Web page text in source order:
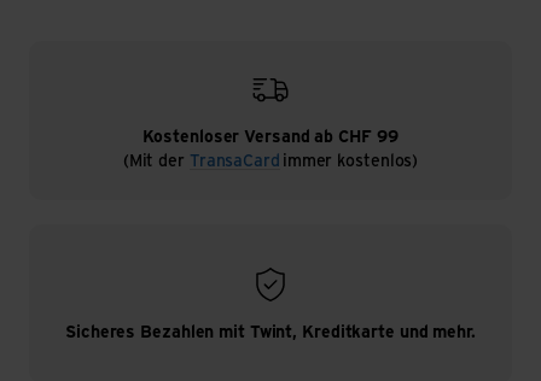
Kostenloser Versand ab CHF 99
(Mit der TransaCard immer kostenlos)
Sicheres Bezahlen mit Twint, Kreditkarte und mehr.